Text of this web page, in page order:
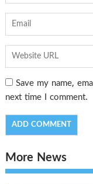
Save my name,
next time I comment.
More News